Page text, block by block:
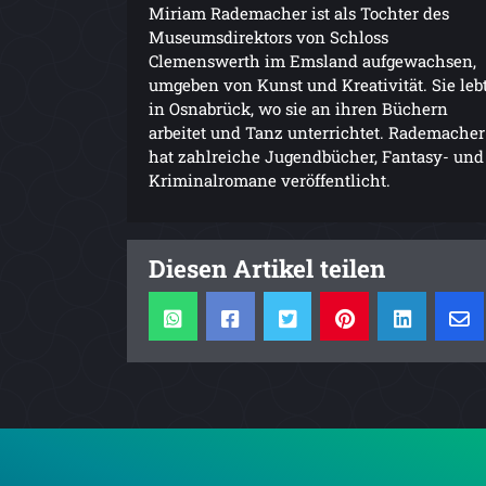
Miriam Rademacher ist als Tochter des
Museumsdirektors von Schloss
Clemenswerth im Emsland aufgewachsen,
umgeben von Kunst und Kreativität. Sie
in Osnabrück, wo sie an ihren Büchern
arbeitet und Tanz unterrichtet. Rademacher
hat zahlreiche Jugendbücher, Fantasy- und
Kriminalromane veröffentlicht.
Diesen Artikel teilen